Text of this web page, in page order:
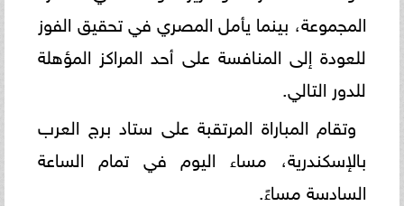
المجموعة، بينما يأمل المصري في تحقيق الفوز
للعودة إلى المنافسة على أحد المراكز المؤهلة
للدور التالي.
وتقام المباراة المرتقبة على ستاد برج العرب
بالإسكندرية، مساء اليوم في تمام الساعة
السادسة مساءً.